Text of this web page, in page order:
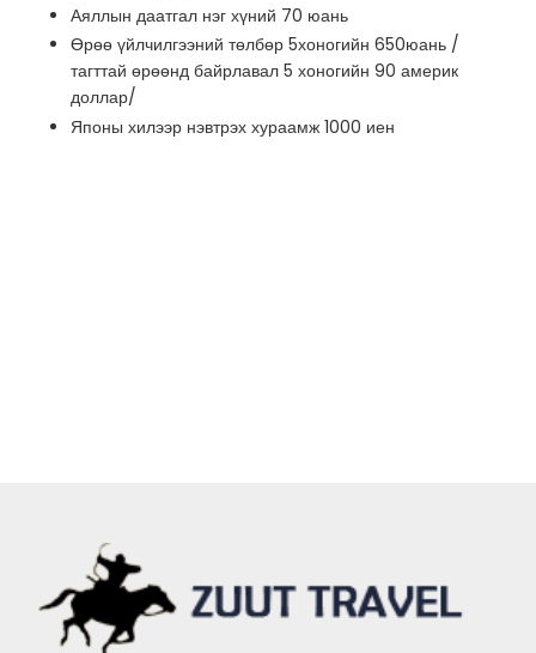
Аяллын даатгал нэг хүний 70 юань
Өрөө үйлчилгээний төлбөр5хоногийн 650юань /
тагттай өрөөнд байрлавал 5 хоногийн 90 америк
доллар/
Японы хилээр нэвтрэх хураамж 1000 иен